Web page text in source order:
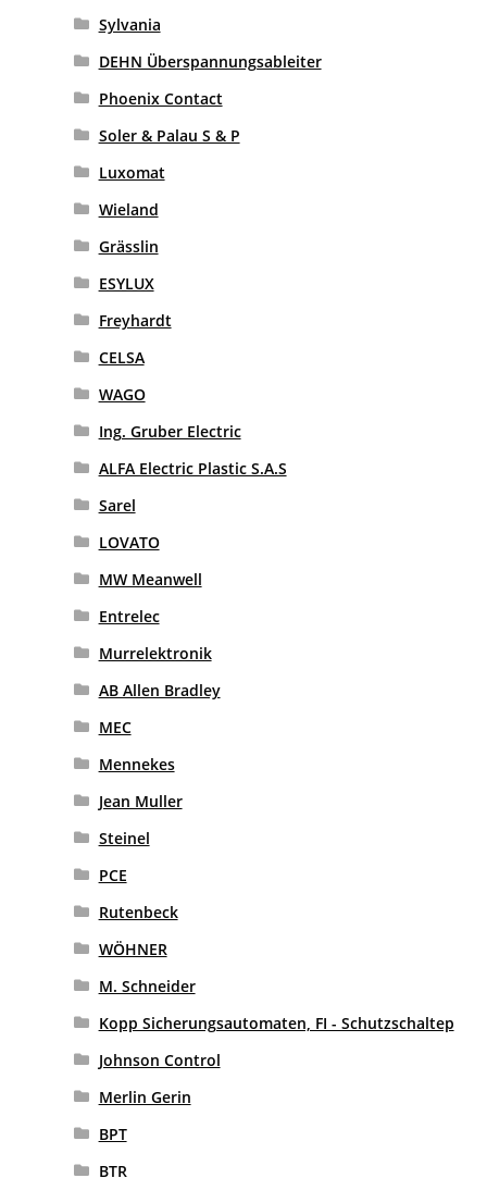
Sylvania
DEHN Überspannungsableiter
Phoenix Contact
Soler & Palau S & P
Luxomat
Wieland
Grässlin
ESYLUX
Freyhardt
CELSA
WAGO
Ing. Gruber Electric
ALFA Electric Plastic S.A.S
Sarel
LOVATO
MW Meanwell
Entrelec
Murrelektronik
AB Allen Bradley
MEC
Mennekes
Jean Muller
Steinel
PCE
Rutenbeck
WÖHNER
M. Schneider
Kopp Sicherungsautomaten, FI - Schutzschaltep
Johnson Control
Merlin Gerin
BPT
BTR